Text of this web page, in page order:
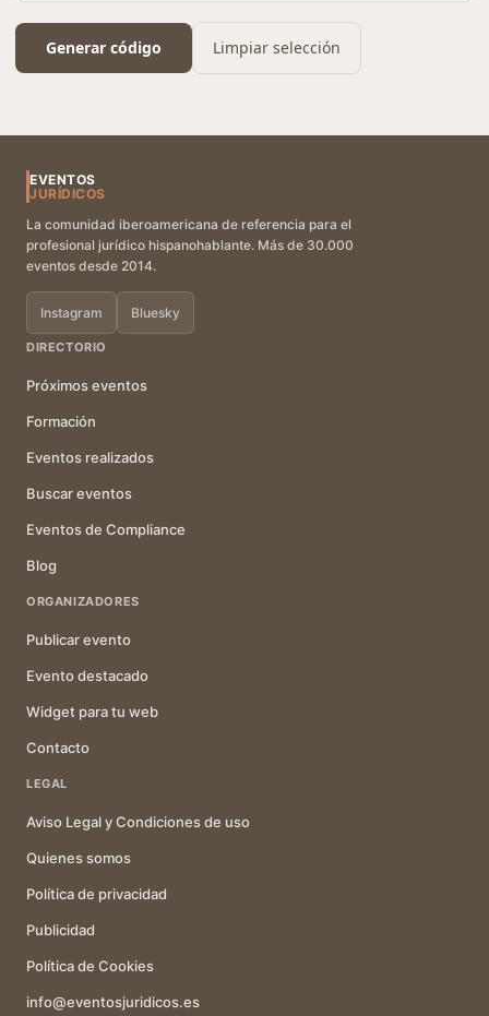
Generar código Limpiar selección
EVENTOS
JURÍDICOS
La comunidad iberoamericana de referencia para el
profesional jurídico hispanohablante. Más de 30.000
eventos desde 2014.
Instagram Bluesky
DIRECTORIO
Próximos eventos
Formación
Eventos realizados
Buscar eventos
Eventos de Compliance
Blog
ORGANIZADORES
Publicar evento
Evento destacado
Widget para tu web
Contacto
LEGAL
Aviso Legal y Condiciones de uso
Quienes somos
Política de privacidad
Publicidad
Política de Cookies
info@eventosjuridicos.es